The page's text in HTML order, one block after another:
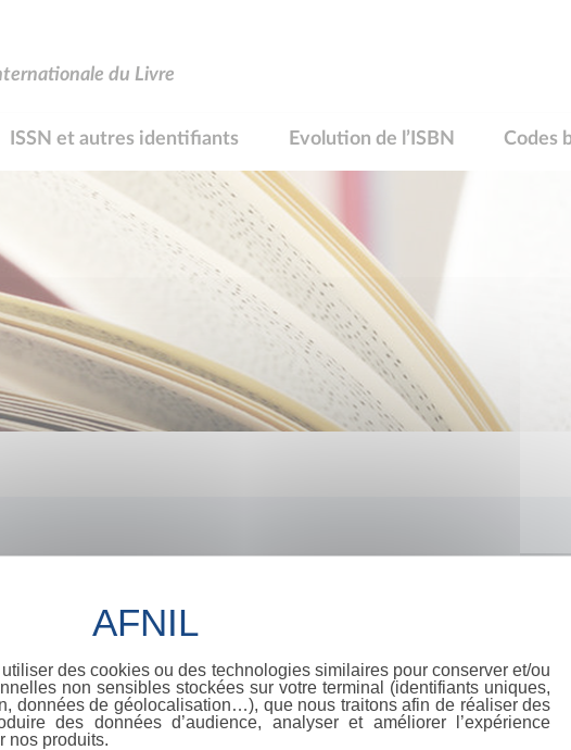
du Livre
ISSN et autres identifiants Evolution de l’ISBN Codes
des cookies ou des technologies similaires pour conserver et/ou
non sensibles stockées sur votre terminal (identifiants uniques,
données de géolocalisation…), que nous traitons afin de réaliser des
des données d’audience, analyser et améliorer l’expérience
nos produits.